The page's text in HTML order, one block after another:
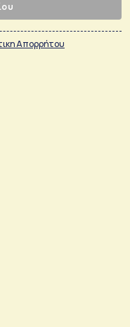
Απορρήτου